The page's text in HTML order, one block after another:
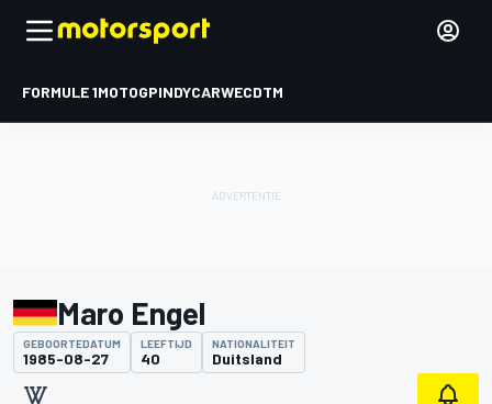
FORMULE 1MOTOGPINDYCARWECDTM
Maro Engel
GEBOORTEDATUM
1985-08-27
LEEFTIJD
40
NATIONALITEIT
Duitsland